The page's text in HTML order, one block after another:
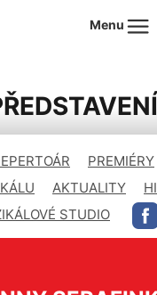
Menu
PREMIÉRY
AKTUALITY
STUDIO